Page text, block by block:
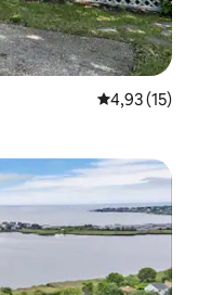
Gemiddelde
4,93 (15)